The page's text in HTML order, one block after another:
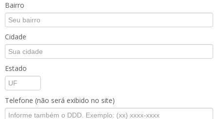
Bairro
Cidade
Estado
Telefone (não será exibido no site)